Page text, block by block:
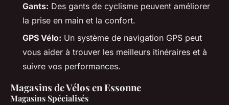
Gants: Des gants de cyclisme peuvent améliorer
la prise en main et la confort.
GPS Vélo: Un système de navigation GPS peut
vous aider à trouver les meilleurs itinéraires et à
suivre vos performances.
Magasins de Vélos en Essonne
Magasins Spécialisés